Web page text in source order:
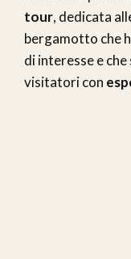
tour, dedicata
bergamotto che
di interesse e
visitatori con